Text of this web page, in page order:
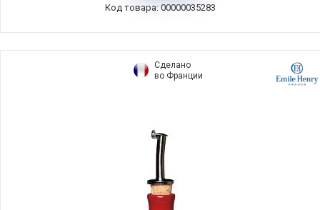
Код товара: 00000035283
Сделано
во Франции